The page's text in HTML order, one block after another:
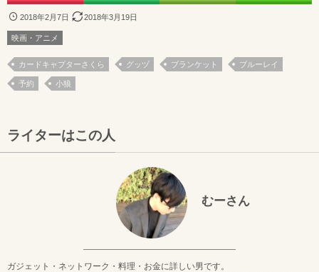
2018年2月7日 2018年3月19日
映画・アニメ
カードキャプターさくら グッヅ ブランケット ブルーレイ
予約 小狼
ライターはこの人
むーさん
ガジェット・ネットワーク・料理・お金に詳しい男です。